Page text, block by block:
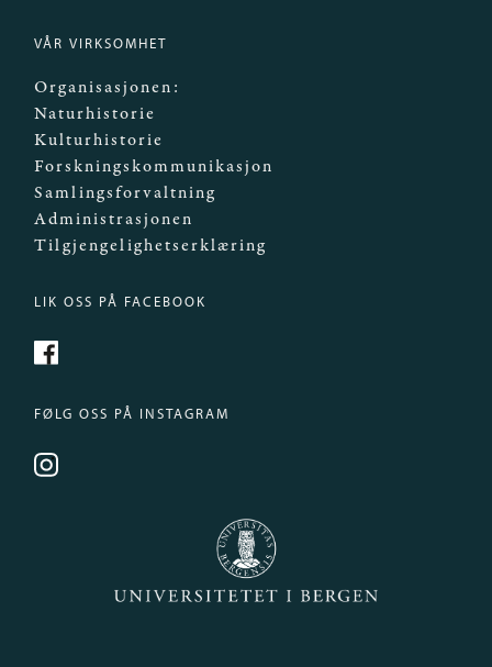
VÅR VIRKSOMHET
Organisasjonen:
Naturhistorie
Kulturhistorie
Forskningskommunikasjon
Samlingsforvaltning
Administrasjonen
Tilgjengelighetserklæring
LIK OSS PÅ FACEBOOK
FØLG OSS PÅ INSTAGRAM
Universitetet i Bergen